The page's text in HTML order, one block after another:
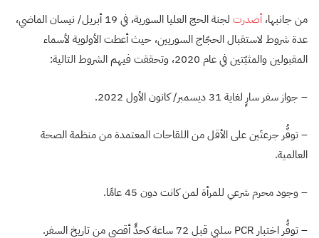
من جانبها،أصدرت
لجنة الحج العليا السورية، في 19 أبريل/ نيسان الماضي،
عدة شروط لاستقبال الحجّاج السوريين، حيث أعطت الأولوية لأسماء
المقبولين والمثبّتين في عام 2020، وتحققت فيهم الشروط التالية:
– جواز سفر سارٍ لغاية 31 ديسمبر/ كانون الأول 2022.
– توفُّر جرعتَين على الأقل من اللقاحات المعتمدة من منظمة الصحة
العالمية.
– وجود محرم شرعي للمرأة لمن كانت دون 45 عامًا.
– توفُّر اختبار PCR سلبي قبل 72 ساعة كحدٍّ أقصى من تاريخ السفر.